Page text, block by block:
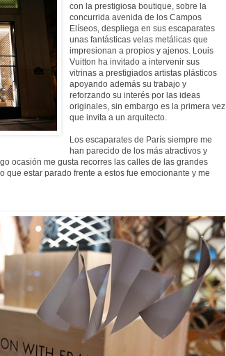
con la prestigiosa boutique, sobre la
concurrida avenida de los Campos
Elíseos, despliega en sus escaparates
unas fantásticas velas metálicas que
impresionan a propios y ajenos. Louis
Vuitton ha invitado a intervenir sus
vitrinas a prestigiados artistas plásticos
apoyando además su trabajo y
reforzando su interés por las ideas
originales, sin embargo es la primera vez
que invita a un arquitecto.
Los escaparates de París siempre me
han parecido de los más atractivos y
ocasión me gusta recorres las calles de las grandes
que estar parado frente a estos fue emocionante y me